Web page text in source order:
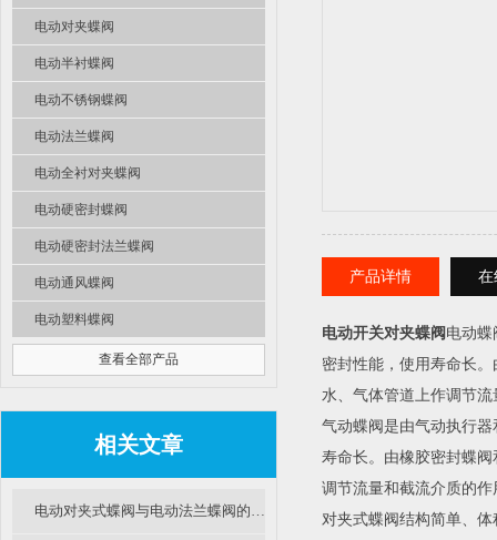
电动对夹蝶阀
电动半衬蝶阀
电动不锈钢蝶阀
电动法兰蝶阀
电动全衬对夹蝶阀
电动硬密封蝶阀
电动硬密封法兰蝶阀
电动通风蝶阀
电动塑料蝶阀
查看全部产品
相关文章
电动对夹式蝶阀与电动法兰蝶阀的区别及选用
产品详情 在
电动开关对夹蝶阀 电动蝶
密封性能，使用寿命长
水、气体管道上作调节
气动蝶阀是由气动执行
寿命长。由橡胶密封蝶
调节流量和截流介质的作
对夹式蝶阀结构简单、